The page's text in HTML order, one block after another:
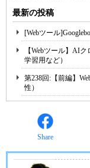
最新の投稿
[Webツール
【Webツール】AI
学習用など）
第238回:【前編】
性）
Share